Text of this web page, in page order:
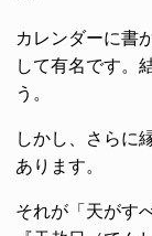
カレンダーに書
して有名です。
う。
しかし、さらに
あります。
それが「天がす